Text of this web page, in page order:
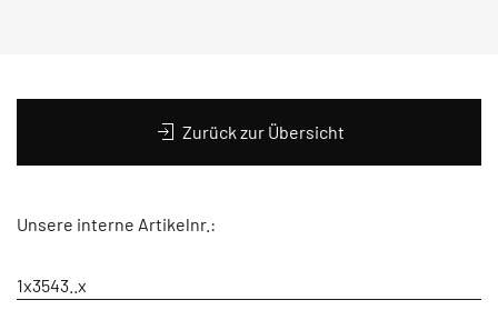
Zurück zur Übersicht
Unsere interne Artikelnr.:
1x3543..x